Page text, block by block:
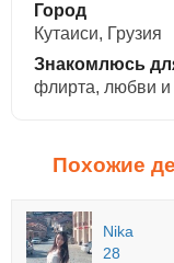
Город
Кутаиси, Грузия
Знакомлюсь
флирта, любви и
Похожие
Nika
28